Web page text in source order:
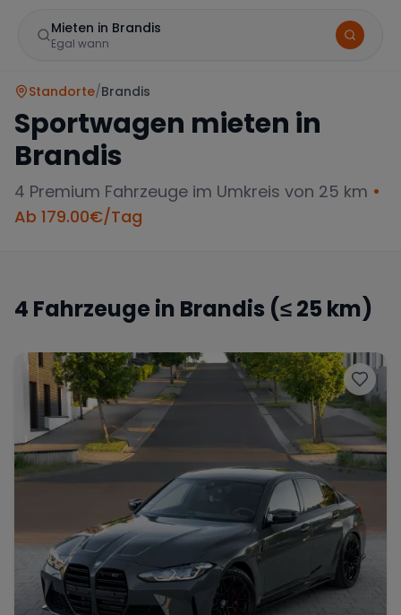
Mieten in Brandis
Egal wann
Porsche
Ford Jaguar
Tesla Chevrolet Dodge
Wann
Standorte/Brandis
Sportwagen mieten in
Brandis
4 Premium Fahrzeuge im Umkreis von 25 km •
Ab 179.00€/Tag
4 Fahrzeuge in Brandis (≤ 25 km)